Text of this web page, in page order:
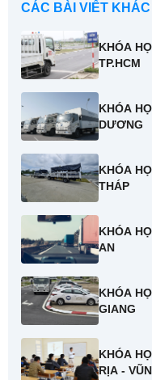
CÁC BÀI VIẾT KHÁC
KHÓA
TP.HCM
KHÓA
DƯƠNG
KHÓA
THÁP
KHÓA
AN
KHÓA
GIANG
KHÓA
RỊA -